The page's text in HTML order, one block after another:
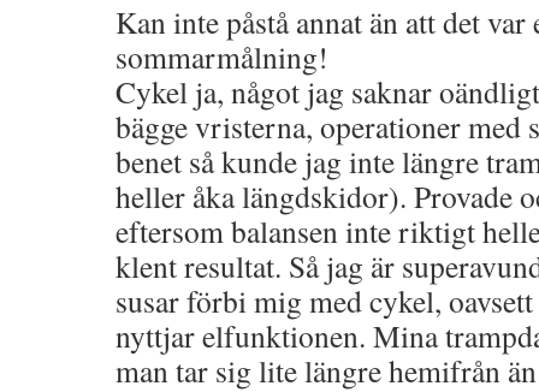
Kan inte påstå annat än att det var
sommarmålning!
Cykel ja, något jag saknar
bägge vristerna, operationer
benet så kunde jag inte längre
heller åka längdskidor). Provade
eftersom balansen inte riktigt
klent resultat. Så jag är
susar förbi mig med cykel,
nyttjar elfunktionen. Mina
man tar sig lite längre hemifrån